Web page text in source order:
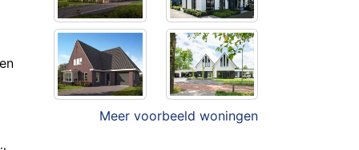
Meer voorbeeld woningen